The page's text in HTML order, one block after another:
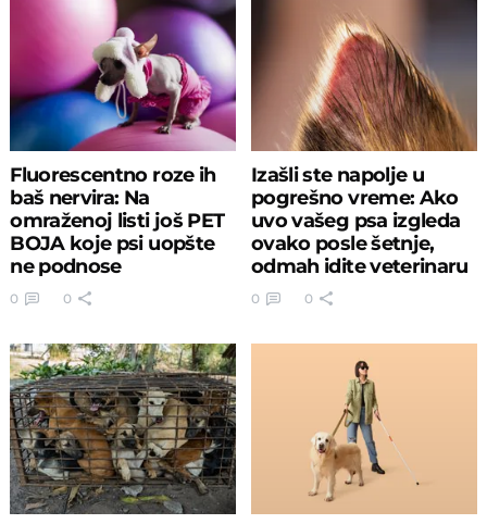
Fluorescentno roze ih
baš nervira: Na
omraženoj listi još PET
BOJA koje psi uopšte
ne podnose
0 0
Izašli ste napolje u
pogrešno vreme: Ako
uvo vašeg psa izgleda
ovako posle šetnje,
odmah idite veterinaru
0 0